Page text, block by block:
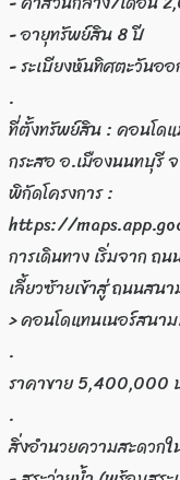
- อายุทรัพย์สิน 8 ปี
- ระเบียงหันทิศตะวันออ
.
ที่ตั้งทรัพย์สิน : คอนโด
กระสอ อ.เมืองนนทบุรี
พิกัดโครงการ :
https://
การเดินทาง เริ่มจาก ถ
เลี้ยวซ้ายเข้าสู่ ถนนส
> คอนโดแทนเนอร์สนา
.
ราคาขาย 5,400,000
.
สิ่งอำนวยความสะดวกใ